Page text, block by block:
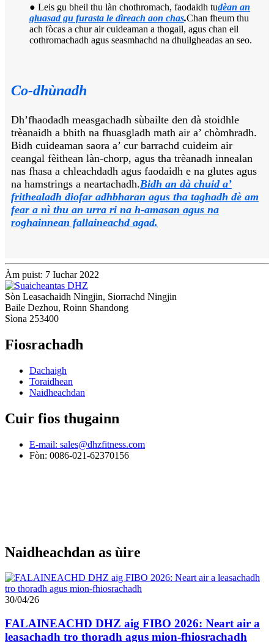
● Leis gu bheil thu làn chothromach, faodaidh tudèan an
gluasad gu furasta le dìreach aon chas.Chan fheum thu
ach fòcas a chur air cuideaman a thogail, agus chan eil
cothromachadh agus seasmhachd na dhuilgheadas an seo.
Co-dhùnadh
Dh’fhaodadh measgachadh sùbailte den dà stoidhle
trèanaidh a bhith na fhuasgladh math air a’ chòmhradh.
Bidh cuideaman saora a’ cur barrachd cuideim air
ceangal fèithean làn-chorp, agus tha trèanadh innealan
nas fhasa a chleachdadh agus faodaidh e na glutes agus
na hamstrings a neartachadh.Bidh an dà chuid a’
frithealadh diofar adhbharan agus tha taghadh dè am
fear a nì thu an urra ri na h-amasan agus na
roghainnean fallaineachd agad.
Àm puist: 7 Iuchar 2022
Sòn Leasachaidh Ningjin, Siorrachd Ningjin
Baile Dezhou, Roinn Shandong
Sìona 253400
Fiosrachadh
Dachaigh
Toraidhean
Naidheachdan
Cuir fios thugainn
E-mail: sales@dhzfitness.com
Fòn: 0086-021-62370156
Naidheachdan as ùire
30/04/26
FALAINEACHD DHZ aig FIBO 2026: Neart air a
leasachadh tro thoradh agus mion-fhiosrachadh